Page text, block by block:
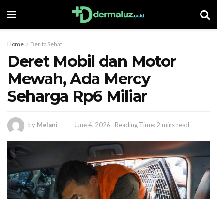
Home Berita Sehat
Deret Mobil dan Motor
Mewah, Ada Mercy
Seharga Rp6 Miliar
by Melani June 4, 2026 Reading Time: 2 mins read